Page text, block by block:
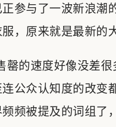
参与了一波新浪潮
，原来就是最新的
的速度好像没差很
连公众认知度的改
频被提及的词组了